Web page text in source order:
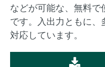
などが可能な、無料で
です。入出力ともに、
対応しています。